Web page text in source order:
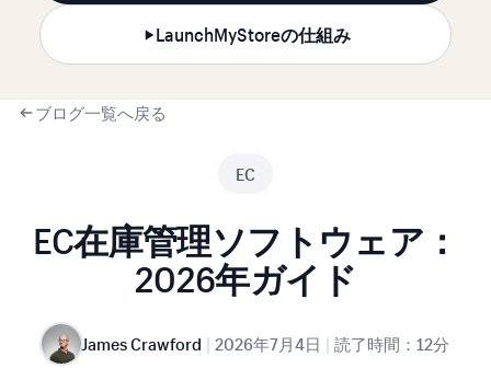
LaunchMyStoreの仕組み
ブログ一覧へ戻る
EC
EC在庫管理ソフトウェア：
2026年ガイド
James Crawford | 2026年7月4日 | 読了時間：12分